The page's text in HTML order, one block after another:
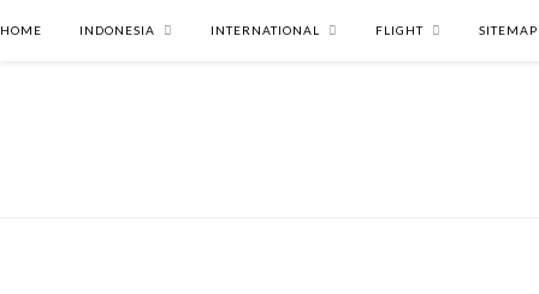
HOME INDONESIA INTERNATIONAL FLIGHT SITEMAP